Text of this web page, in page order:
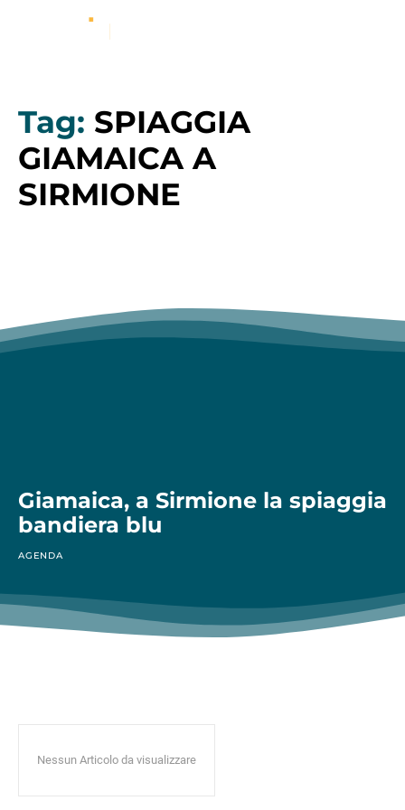
Tag: SPIAGGIA
GIAMAICA A
SIRMIONE
Giamaica, a Sirmione la spiaggia
bandiera blu
AGENDA
Nessun Articolo da visualizzare